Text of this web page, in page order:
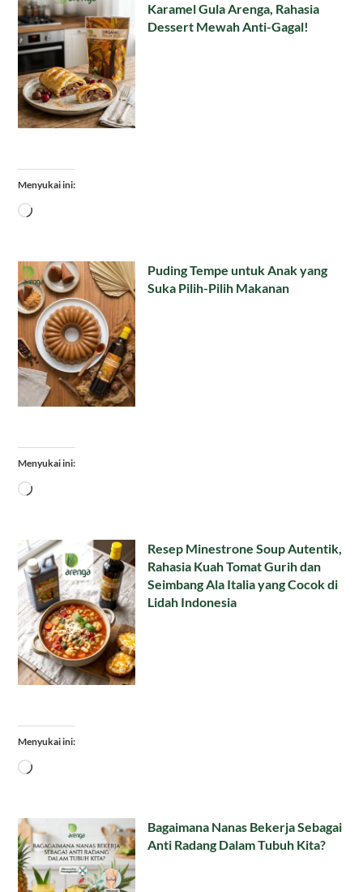
Karamel Gula Arenga, Rahasia
Dessert Mewah Anti-Gagal!
Menyukai ini:
Memuat...
Puding Tempe untuk Anak yang
Suka Pilih-Pilih Makanan
Menyukai ini:
Memuat...
Resep Minestrone Soup Autentik,
Rahasia Kuah Tomat Gurih dan
Seimbang Ala Italia yang Cocok di
Lidah Indonesia
Menyukai ini:
Memuat...
Bagaimana Nanas Bekerja Sebagai
Anti Radang Dalam Tubuh Kita?